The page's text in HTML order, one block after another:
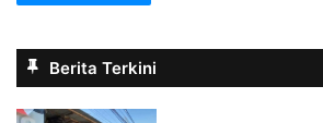
Berita Terkini